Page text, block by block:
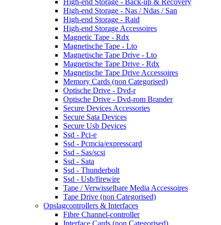
High-end Storage - Nas / Ndas / San
High-end Storage - Raid
High-end Storage Accessoires
Magnetic Tape - Rdx
Magnetische Tape - Lto
Magnetische Tape Drive - Lto
Magnetische Tape Drive - Rdx
Magnetische Tape Drive Accessoires
Memory Cards (non Categorised)
Optische Drive - Dvd-r
Optische Drive - Dvd-rom Brander
Secure Devices Accessories
Secure Sata Devices
Secure Usb Devices
Ssd - Pci-e
Ssd - Pcmcia/expresscard
Ssd - Sas/scsi
Ssd - Sata
Ssd - Thunderbolt
Ssd - Usb/firewire
Tape / Verwisselbare Media Accessoires
Tape Drive (non Categorised)
Opslagcontrollers & Interfaces
Fibre Channel-controller
Interface Cards (non Categorised)